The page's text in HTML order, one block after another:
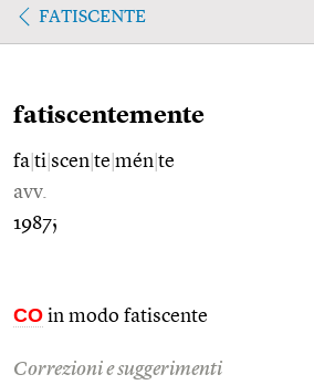
FATISCENTE
fatiscentemente
fa ti scen te mén te
avv.
1987;
CO in modo fatiscente
Correzioni e suggerimenti